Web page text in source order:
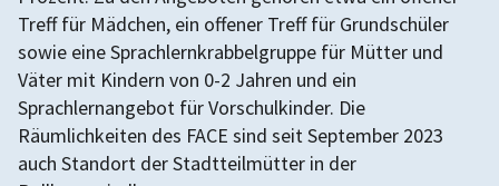
Treff für Mädchen, ein offener Treff für Grundschüler
sowie eine Sprachlernkrabbelgruppe für Mütter und
Väter mit Kindern von 0-2 Jahren und ein
Sprachlernangebot für Vorschulkinder. Die
Räumlichkeiten des FACE sind seit September 2023
auch Standort der Stadtteilmütter in der